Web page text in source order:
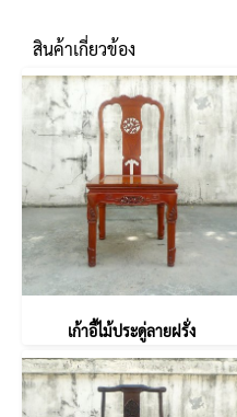
สินค้าเกี่ยวข้อง
เก้าอี้ไม้ประดู่ลายฝรั่ง